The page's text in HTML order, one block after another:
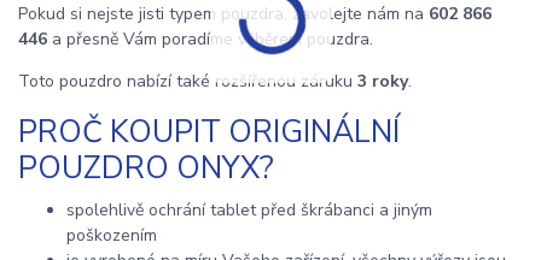
Pokud si nejste jisti typem pouzdra, zavolejte nám na 602 866
446 a přesně Vám poradíme výběrem pouzdra.
Toto pouzdro nabízí také rozšířenou záruku 3 roky.
PROČ KOUPIT ORIGINÁLNÍ
POUZDRO ONYX?
spolehlivě ochrání tablet před škrábanci a jiným
poškozením